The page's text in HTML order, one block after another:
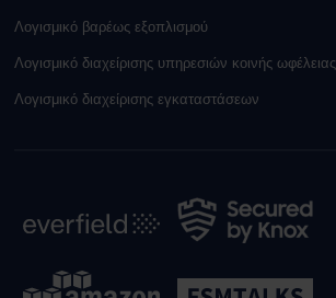
Λογισμικό βαρέως εξοπλισμού
Λογισμικό διαχείρισης υπηρεσιών κοινής ωφέλειας
Λογισμικό διαχείρισης εγκαταστάσεων